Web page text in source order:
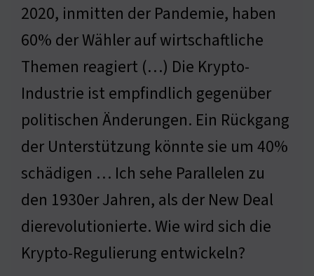
2020, inmitten der Pandemie, haben
60% der Wähler auf wirtschaftliche
Themen reagiert (…) Die Krypto-
Industrie ist empfindlich gegenüber
politischen Änderungen. Ein Rückgang
der Unterstützung könnte sie um 40%
schädigen … Ich sehe Parallelen zu
den 1930er Jahren, als der New Deal
dierevolutionierte. Wie wird sich die
Krypto-Regulierung entwickeln?